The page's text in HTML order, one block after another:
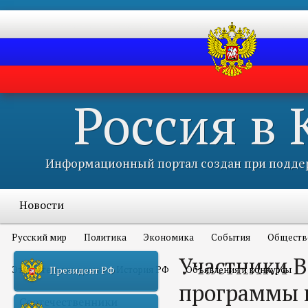
Россия в
Информационный портал создан при
Новости
Русский мир Политика Экономика События
Это интересно всем История РФ Объявления и конкурсы
Соотечественники
Президент РФ
Участники
программы